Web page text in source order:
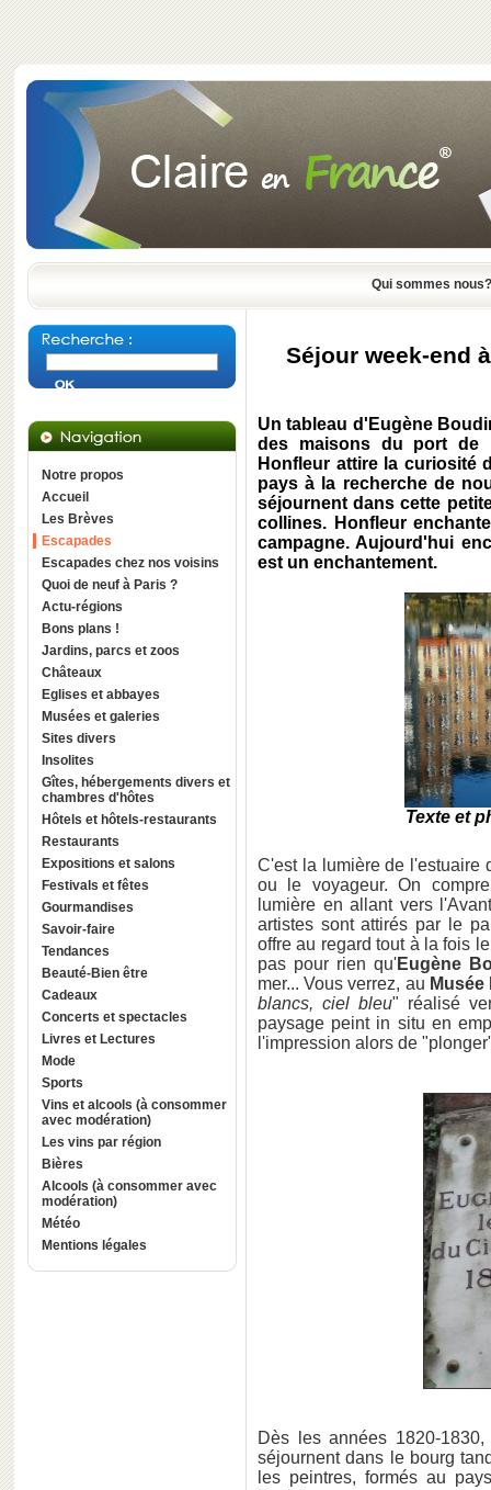
Qui sommes nous?
Notre propos
Accueil
Les Brèves
Escapades
Escapades chez nos voisins
Quoi de neuf à Paris ?
Actu-régions
Bons plans !
Jardins, parcs et zoos
Châteaux
Eglises et abbayes
Musées et galeries
Sites divers
Insolites
Gîtes, hébergements divers et
chambres d'hôtes
Hôtels et hôtels-restaurants
Restaurants
Expositions et salons
Festivals et fêtes
Gourmandises
Savoir-faire
Tendances
Beauté-Bien être
Cadeaux
Concerts et spectacles
Livres et Lectures
Mode
Sports
Vins et alcools (à consommer
avec modération)
Les vins par région
Bières
Alcools (à consommer avec
modération)
Météo
Mentions légales
Séjour week-end
Un tableau d'Eugène
des maisons du port de
Honfleur attire la curiosité
pays à la recherche de
séjournent dans cette
collines. Honfleur
campagne. Aujourd'hui
est un enchantement.
Texte et
C'est la lumière de l'estuaire
ou le voyageur. On
lumière en allant vers
artistes sont attirés par le
offre au regard tout à la fois
pas pour rien qu'Eugène
mer... Vous verrez, au
blancs, ciel bleu" réalisé
paysage peint in situ en
l'impression alors de
Dès les années 1820-
séjournent dans le bourg
les peintres, formés au